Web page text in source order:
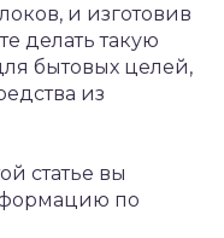
и изготовив
делать такую
бытовых целей,
из
статье вы
по